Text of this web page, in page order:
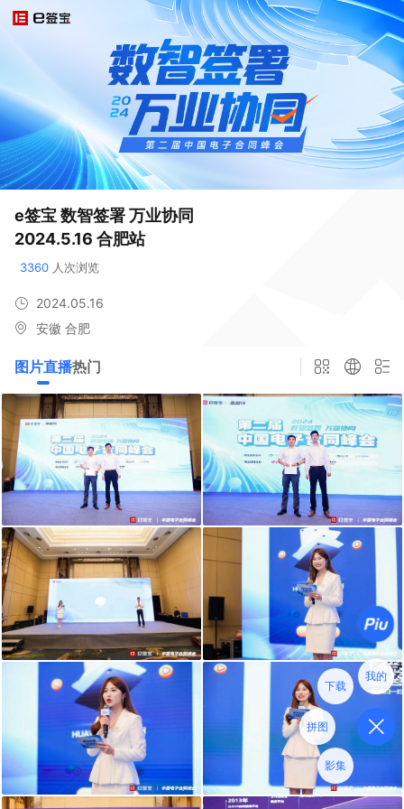
e签宝 数智签署 万业协同
2024.5.16 合肥站
3360 人次浏览
2024.05.16
安徽 合肥
图片直播热门
我的
下载
拼图
影集